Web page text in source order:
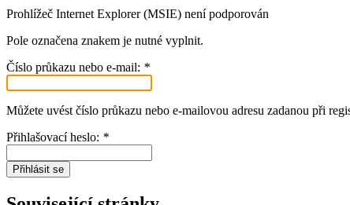
Prohlížeč Internet Explorer (MSIE) není podporován
Pole označena znakem je nutné vyplnit.
Číslo průkazu nebo e-mail: *
Můžete uvést číslo průkazu nebo e-mailovou adresu zadanou při
Přihlašovací heslo: *
Přihlásit se